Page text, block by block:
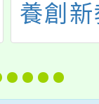
養創